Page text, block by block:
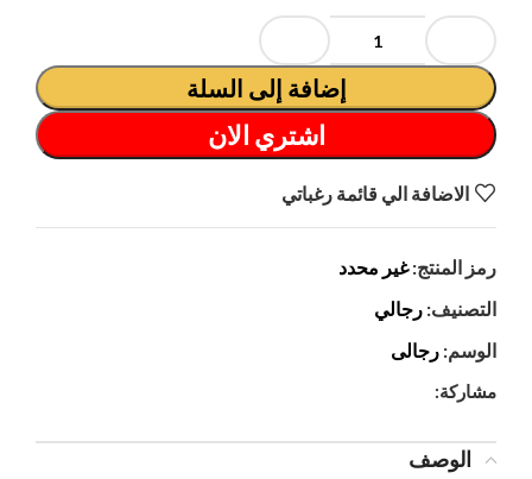
إضافة إلى السلة
اشتري الان
الاضافة الي قائمة رغباتي
رمز المنتج:غير محدد
التصنيف: رجالي
الوسم: رجالى
مشاركة:
الوصف